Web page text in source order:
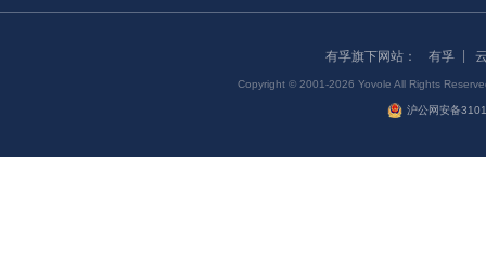
有孚旗下网站： 有孚
Copyright © 2001-2026 Yovole All Rights
沪公网安备